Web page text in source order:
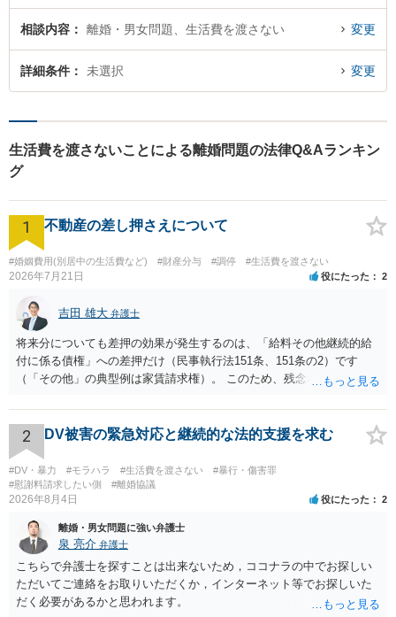
相談内容 離婚・男女問題、生活費を渡さない 変更
詳細条件 未選択 変更
生活費を渡さないことによる離婚問題の法律Q&Aランキン
グ
1 不動産の差し押さえについて
#婚姻費用(別居中の生活費など) #財産分与 #調停 #生活費を渡さない
2026年7月21日 役にたった 2
吉田 雄大 弁護士
将来分についても差押の効果が発生するのは、「給料その他継続的給
付に係る債権」への差押だけ（民事執行法151条、151条の2）です
（「その他」の典型例は家賃請求権）。 このため、残念ながらお答え
のみが配当の対象です。
2 DV被害の緊急対応と継続的な法的支援を求む
#DV・暴力 #モラハラ #生活費を渡さない
#暴行・傷害罪
#慰謝料請求したい側
#離婚協議
2026年8月4日 役にたった 2
離婚・男女問題に強い弁護士
泉 亮介 弁護士
こちらで弁護士を探すことは出来ないため，ココナラの中でお探しい
ただいてご連絡をお取りいただくか，インターネット等でお探しいた
だく必要があるかと思われます。